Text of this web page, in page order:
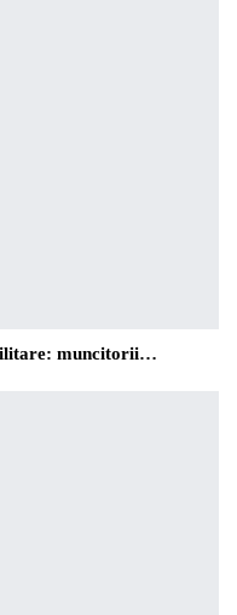
muncitorii…